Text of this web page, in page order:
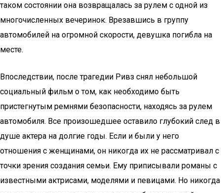
таком состоянии она возвращалась за рулем с одной из
многочисленных вечеринок. Врезавшись в группу
автомобилей на огромной скорости, девушка погибла на
месте.
Впоследствии, после трагедии Ривз снял небольшой
социальный фильм о том, как необходимо быть
пристегнутым ремнями безопасности, находясь за рулем
автомобиля. Все произошедшее оставило глубокий след в
душе актера на долгие годы. Если и были у него
отношения с женщинами, он никогда их не рассматривал с
точки зрения создания семьи. Ему приписывали романы с
известными актрисами, моделями и певицами. Но никогда